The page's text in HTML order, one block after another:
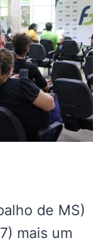
de MS)
mais um